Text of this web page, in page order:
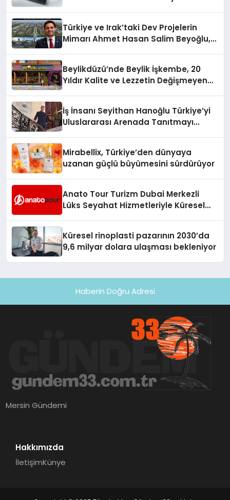
Türkiye ve Irak’taki Dev Projelerin
Mimarı Ahmet Hasan Salim Beyoğlu,
Hayata Geçirecek
Beylikdüzü’nde Beylik İşkembe, 20
Yıldır Kalite ve Lezzetin Değişmeyen
İş İnsanı Seyithan Hanoğlu Türkiye’yi
Uluslararası Arenada Tanıtmayı
Mirabellix, Türkiye’den dünyaya
uzanan güçlü büyümesini sürdürüyor
Anato Tour Turizm Dubai Merkezli
Lüks Seyahat Hizmetleriyle Küresel
Küresel rinoplasti pazarının 2030’da
9,6 milyar dolara ulaşması bekleniyor
Haberin Doğru Adresi
Mersin Gündemi
Hakkımızda
İletişimKünye